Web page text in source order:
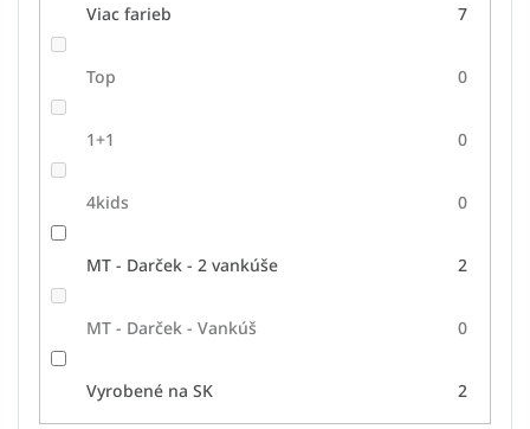
Viac farieb 7
Top 0
1+1 0
4kids 0
MT - Darček - 2 vankúše 2
MT - Darček - Vankúš 0
Vyrobené na SK 2